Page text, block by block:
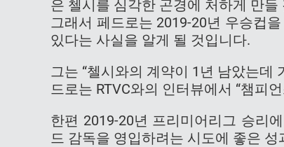
은 첼시를 심각한 곤경에 처하게 만들
그래서 페드로는 2019-20년 우승컵
있다는 사실을 알게 될 것입니다.
그는 “첼시와의 계약이 1년 남았는데
드로는 RTVC와의 인터뷰에서 “챔피
한편 2019-20년 프리미어리그 승리
드 감독을 영입하려는 시도에 좋은